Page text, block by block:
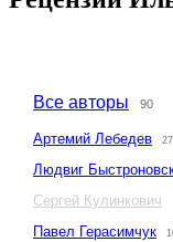
Все авторы 90
Артемий Лебедев 27
Людвиг
Сергей Кулинкович
Павел Герасимчук